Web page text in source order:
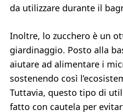
da utilizzare durante il
Inoltre, lo zucchero è un
giardinaggio. Posto alla
aiutare ad alimentare i
sostenendo così
Tuttavia, questo tipo di
fatto con cautela per